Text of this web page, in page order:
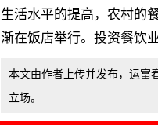
生活水平的提高，农村的
渐在饭店举行。投资餐饮
本文由作者上传并发布，运富
立场。